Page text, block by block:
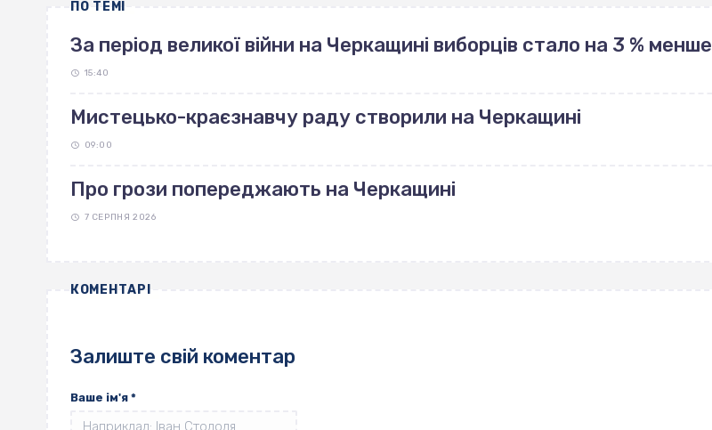
ПО ТЕМІ
За період великої війни на Черкащині виборців стало на 3 % менше
15:40
Мистецько-краєзнавчу раду створили на Черкащині
09:00
Про грози попереджають на Черкащині
7 СЕРПНЯ 2026
КОМЕНТАРІ
Залиште свій коментар
Ваше ім'я *